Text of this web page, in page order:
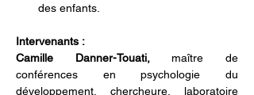
des enfants.
Intervenants :
Camille Danner-Touati, maître de
conférences en psychologie du
développement, chercheure, laboratoire